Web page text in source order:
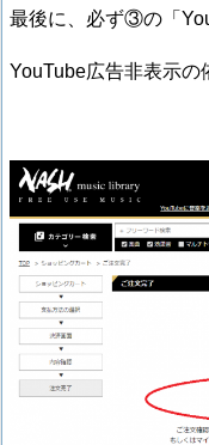
最後に、必ず③の「
YouTube広告非表示の